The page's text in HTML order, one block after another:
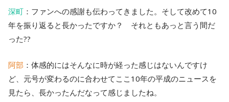
深町 ：ファンへの感謝も伝わってきました。そして改めて10
年を振り返ると長かったですか？ それともあっと言う間だ
った??
阿部 ：体感的にはそんなに時が経った感じはないんですけ
ど、元号が変わるのに合わせてここ10年の平成のニュースを
見たら、長かったんだなって感じましたね。